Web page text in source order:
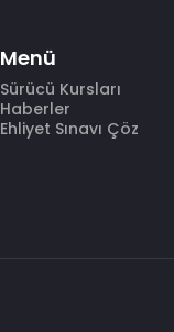
Menü
Sürücü Kursları
Haberler
Ehliyet Sınavı Çöz